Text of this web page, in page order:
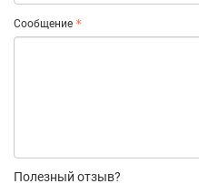
Сообщение
Полезный отзыв?